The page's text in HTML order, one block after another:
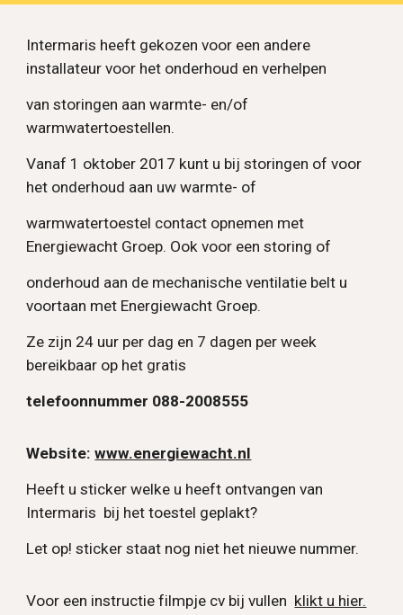
Intermaris heeft gekozen voor een andere
installateur voor het onderhoud en verhelpen
van storingen aan warmte- en/of
warmwatertoestellen.
Vanaf 1 oktober 2017 kunt u bij storingen of voor
het onderhoud aan uw warmte- of
warmwatertoestel contact opnemen met
Energiewacht Groep. Ook voor een storing of
onderhoud aan de mechanische ventilatie belt u
voortaan met Energiewacht Groep.
Ze zijn 24 uur per dag en 7 dagen per week
bereikbaar op het gratis
telefoonnummer 088-2008555
Website:www.energiewacht.nl
Heeft u sticker welke u heeft ontvangen van
Intermaris bij het toestel geplakt?
Let op! sticker staat nog niet het nieuwe nummer.
Voor een instructie filmpje cv bij vullen klikt u hier.